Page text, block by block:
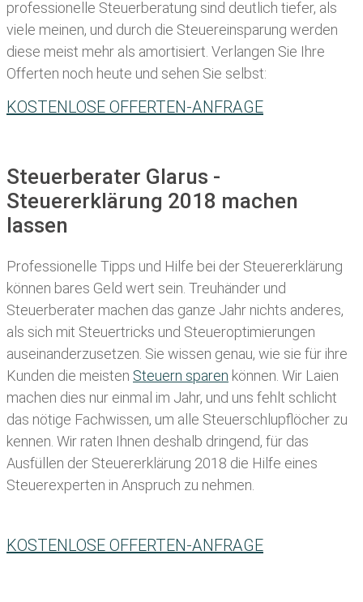
professionelle Steuerberatung sind deutlich tiefer, als
viele meinen, und durch die Steuereinsparung werden
diese meist mehr als amortisiert. Verlangen Sie Ihre
Offerten noch heute und sehen Sie selbst:
KOSTENLOSE OFFERTEN-ANFRAGE
Steuerberater Glarus -
Steuererklärung 2018 machen
lassen
Professionelle Tipps und Hilfe bei der Steuererklärung
können bares Geld wert sein. Treuhänder und
Steuerberater machen das ganze Jahr nichts anderes,
als sich mit Steuertricks und Steueroptimierungen
auseinanderzusetzen. Sie wissen genau, wie sie für ihre
Kunden die meisten Steuern sparen können. Wir Laien
machen dies nur einmal im Jahr, und uns fehlt schlicht
das nötige Fachwissen, um alle Steuerschlupflöcher zu
kennen. Wir raten Ihnen deshalb dringend, für das
Ausfüllen der Steuererklärung 2018 die Hilfe eines
Steuerexperten in Anspruch zu nehmen.
KOSTENLOSE OFFERTEN-ANFRAGE